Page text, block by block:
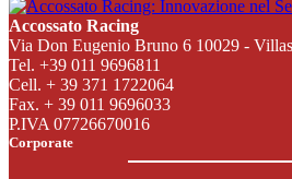
Accossato Racing
Via Don Eugenio Bruno 6 10029 -
Tel. +39 011 9696811
Cell. + 39 371 1722064
Fax. + 39 011 9696033
P.IVA 07726670016
Corporate